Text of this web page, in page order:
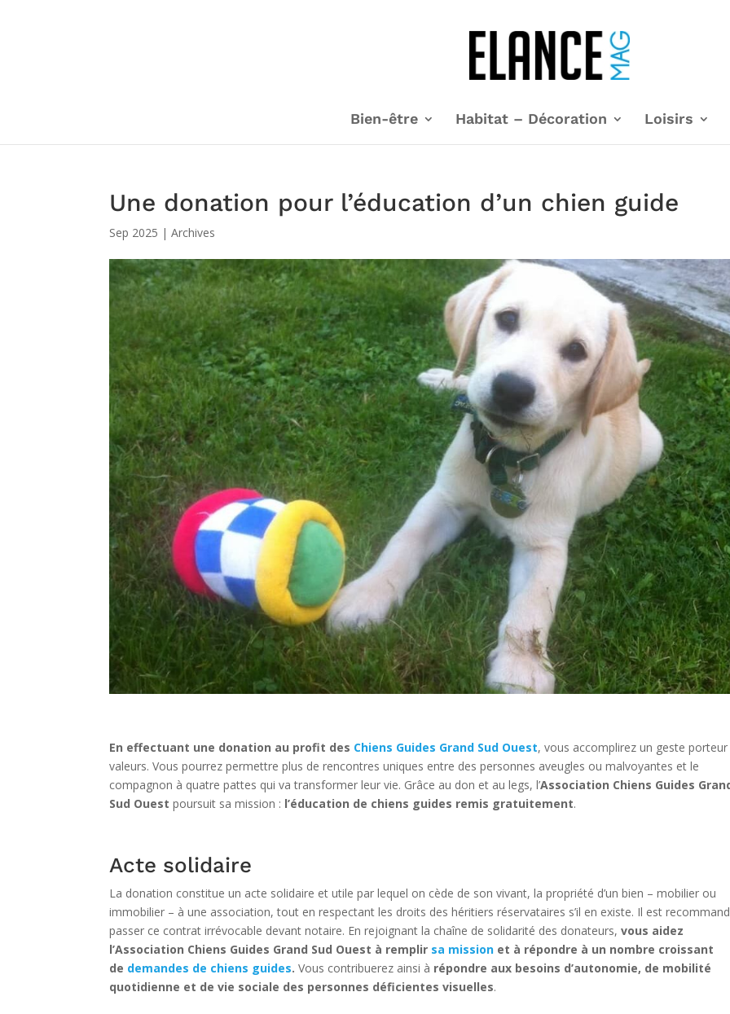
Bien-être Habitat – Décoration Loisirs
Une donation pour l’éducation d’un chien guide
Sep 2025 |Archives
En effectuant une donation au profit des Chiens Guides Grand Sud Ouest, vous accomplirez un geste porteur
valeurs. Vous pourrez permettre plus de rencontres uniques entre des personnes aveugles ou malvoyantes et le
compagnon à quatre pattes qui va transformer leur vie. Grâce au don et au legs, l’Association Chiens Guides
Sud Ouest poursuit sa mission : l’éducation de chiens guides remis gratuitement.
Acte solidaire
La donation constitue un acte solidaire et utile par lequel on cède de son vivant, la propriété d’un bien – mobilier ou
immobilier – à une association, tout en respectant les droits des héritiers réservataires s’il en existe. Il est
passer ce contrat irrévocable devant notaire. En rejoignant la chaîne de solidarité des donateurs,vous aidez
l’Association Chiens Guides Grand Sud Ouest à remplir sa mission et à répondre à un nombre croissant
de demandes de chiens guides. Vous contribuerez ainsi à répondre aux besoins d’autonomie, de mobilité
quotidienne et de vie sociale des personnes déficientes visuelles.